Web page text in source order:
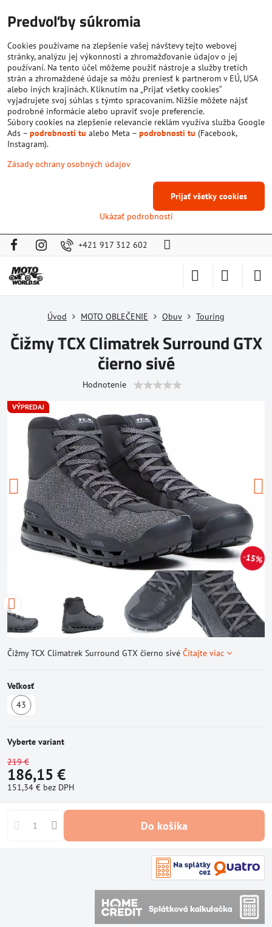
+421 917 312 602
VÝPREDAJ
15%
Úvod MOTO OBLEČENIE Obuv Touring
Čižmy TCX Climatrek Surround GTX
čierno sivé
Hodnotenie
Čižmy TCX Climatrek Surround GTX čierno sivé Čítajte viac
Veľkosť
43
Vyberte variant
219 €
186,15 €
151,34 € bez DPH
Do košíka
Predvoľby súkromia
Cookies používame na zlepšenie vašej návštevy tejto webovej
stránky, analýzu jej výkonnosti a zhromažďovanie údajov o jej
používaní. Na tento účel môžeme použiť nástroje a služby tretích
strán a zhromaždené údaje sa môžu preniesť k partnerom v EÚ, USA
alebo iných krajinách. Kliknutím na „Prijať všetky cookies“
vyjadrujete svoj súhlas s týmto spracovaním. Nižšie môžete nájsť
podrobné informácie alebo upraviť svoje preferencie.
Súbory cookies na zlepšenie relevancie reklám využíva služba Google
Ads – podrobnosti tu alebo Meta – podrobnosti tu (Facebook,
Instagram).
Zásady ochrany osobných údajov
Ukázať podrobnosti
Prijať všetky cookies